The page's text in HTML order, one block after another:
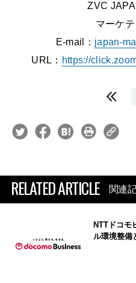
ZVC
マーケ
E-mail： japan-
URL： https://
RELATED ARTICLE 関連
NTTドコモ
ル環境整備